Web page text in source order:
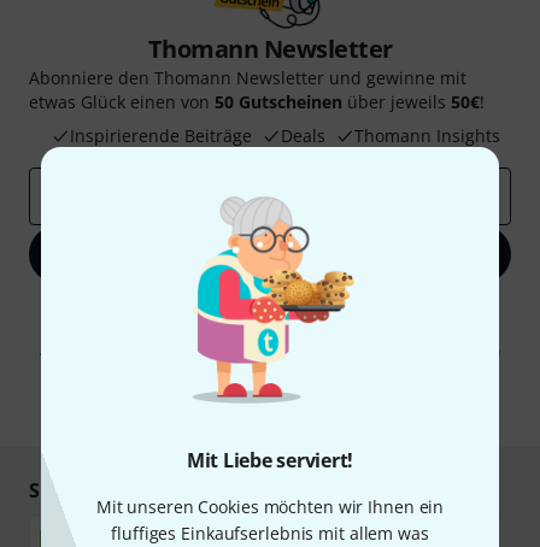
Mit Liebe serviert!
Mit unseren Cookies möchten wir Ihnen ein
fluffiges Einkaufserlebnis mit allem was
Thomann Newsletter
Abonniere den Thomann Newsletter und gewinne mit
etwas Glück einen von 50 Gutscheinen über jeweils 50€!
Inspirierende Beiträge
Deals Thomann Insights
Jetzt anmelden
Mit Klick auf „Jetzt anmelden“ stimmen Sie dem Erhalt von E-Mail-
Werbung und einer Messung des E-Mail-Nutzungsverhaltens zu. Die
Abmeldung ist jederzeit möglich. Weitere Informationen finden Sie in
unserenDatenschutzhinweisen
* Pflichtfeld
Sicher einkaufen & bezahlen